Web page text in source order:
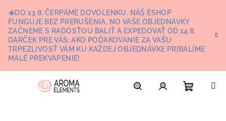
obsah
☀️DO 13.8. ČERPÁME DOVOLENKU. NÁŠ ESHOP
FUNGUJE BEZ PRERUŠENIA, NO VAŠE OBJEDNÁVKY
ZAČNEME S RADOSŤOU BALIŤ A EXPEDOVAŤ OD 14.8.
DARČEK PRE VÁS: AKO POĎAKOVANIE ZA VAŠU
TRPEZLIVOSŤ VÁM KU KAŽDEJ OBJEDNÁVKE PRIBALÍME
MALÉ PREKVAPENIE!